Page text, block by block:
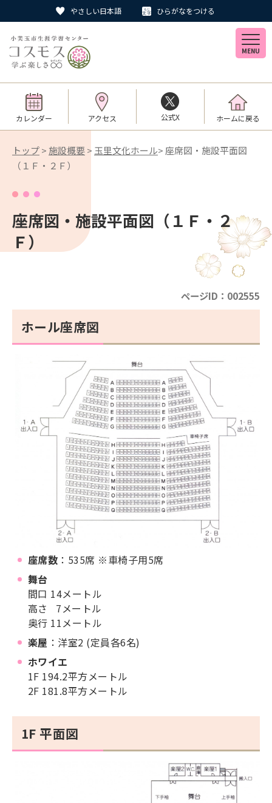
やさしい日本語 ひらがなをつける
MENU
カレンダー アクセス 公式X ホームに戻る
トップ> 施設概要> 玉里文化ホール> 座席図・施設平面図
（１Ｆ・２Ｆ）
座席図・施設平面図（１Ｆ・２
Ｆ）
ページID：002555
ホール座席図
座席数 ：535席 ※車椅子用5席
舞台
間口 14メートル
高さ 7メートル
奥行 11メートル
楽屋 ：洋室2 (定員各6名)
ホワイエ
1F 194.2平方メートル
2F 181.8平方メートル
1F 平面図